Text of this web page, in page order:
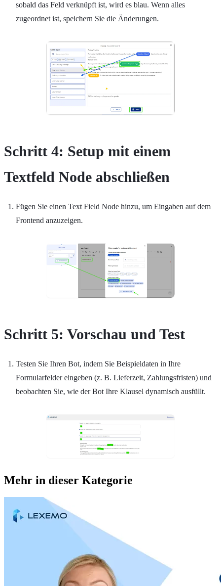
sobald das Feld verknüpft ist, wird es blau. Wenn alles
zugeordnet ist, speichern Sie die Änderungen.
Schritt 4: Setup mit einem
Textfeld Node abschließen
Fügen Sie einen Text Field Node hinzu, um Eingaben auf dem
Frontend anzuzeigen.
Schritt 5: Vorschau und Test
Testen Sie Ihren Bot, indem Sie Beispieldaten in Ihre
Formularfelder eingeben (z. B. Lieferzeit, Zahlungsfristen) und
beobachten Sie, wie der Bot Ihre Klausel dynamisch ausfüllt.
Mehr in dieser Kategorie